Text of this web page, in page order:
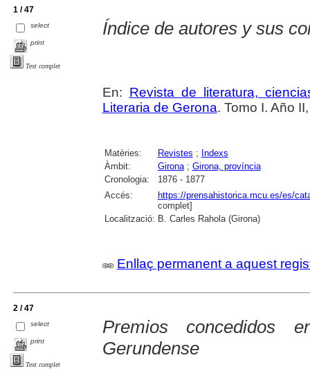
1 / 47
select
print
Text complet
Índice de autores y sus
En: Revista de literatura,
Literaria de Gerona. Tomo I. Año
Matèries: Revistes ; Indexs
Àmbit:
Girona; Girona, província
Cronologia:
1876 - 1877
Accés:
https://prensahistorica.mcu.es/es/
complet]
Localització: B. Carles Rahola (Girona)
Enllaç permanent a aquest
2 / 47
select
print
Text complet
Premios concedidos
Gerundense